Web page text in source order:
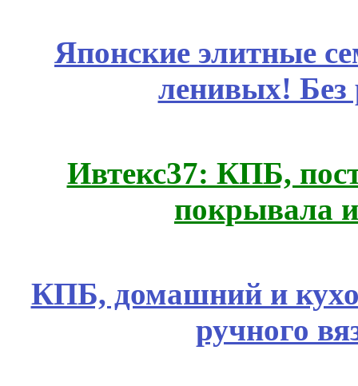
Японские элитные
ленивых!
Ивтекс37: КПБ,
покрывала
КПБ, домашний и
ручного